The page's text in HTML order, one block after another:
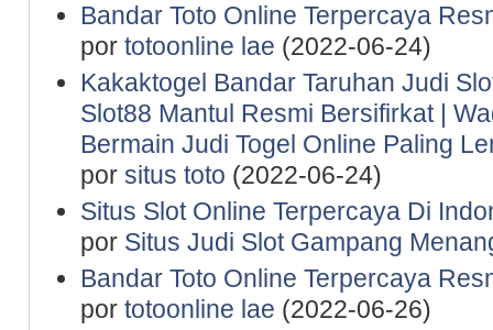
Bandar Toto Online Terpercaya
por totoonline lae (2022-06-24)
Kakaktogel Bandar Taruhan Judi
Slot88 Mantul Resmi Bersifirkat |
Bermain Judi Togel Online Paling
por situs toto (2022-06-24)
Situs Slot Online Terpercaya Di
por Situs Judi Slot Gampang
Bandar Toto Online Terpercaya
por totoonline lae (2022-06-26)